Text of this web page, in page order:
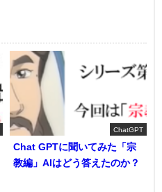
ChatGPT
Chat GPTに聞いてみた「宗
教編」AIはどう答えたのか？